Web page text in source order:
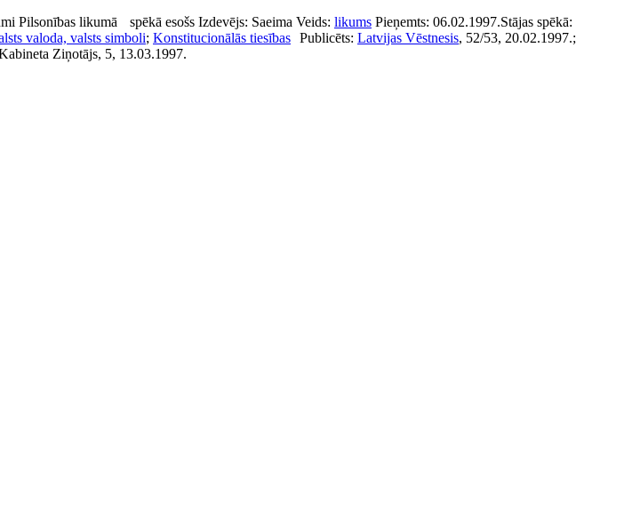
Pilsonības likumā spēkā esošs Izdevējs: Saeima Veids: likums Pieņemts: 06.02.1997.Stājas spēkā:
valoda, valsts simboli; Konstitucionālās tiesības Publicēts: Latvijas Vēstnesis, 52/53, 20.02.1997.;
Ziņotājs, 5, 13.03.1997.